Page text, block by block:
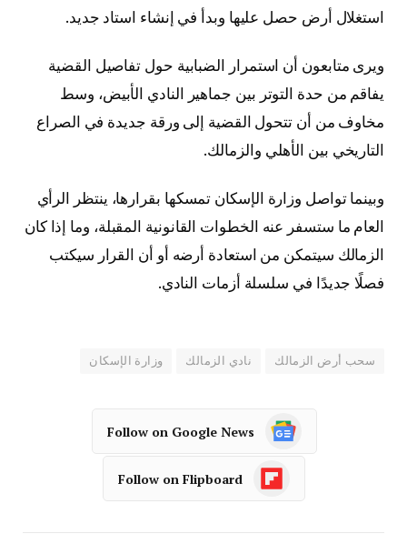
استغلال أرض حصل عليها وبدأ في إنشاء استاد جديد.
ويرى متابعون أن استمرار الضبابية حول تفاصيل القضية
يفاقم من حدة التوتر بين جماهير النادي الأبيض، وسط
مخاوف من أن تتحول القضية إلى ورقة جديدة في الصراع
التاريخي بين الأهلي والزمالك.
وبينما تواصل وزارة الإسكان تمسكها بقرارها، ينتظر الرأي
العام ما ستسفر عنه الخطوات القانونية المقبلة، وما إذا كان
الزمالك سيتمكن من استعادة أرضه أو أن القرار سيكتب
فصلًا جديدًا في سلسلة أزمات النادي.
سحب أرض الزمالك نادي الزمالك وزارة الإسكان
Follow on Google News
Follow on Flipboard